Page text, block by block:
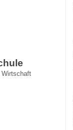
Wirtschaft